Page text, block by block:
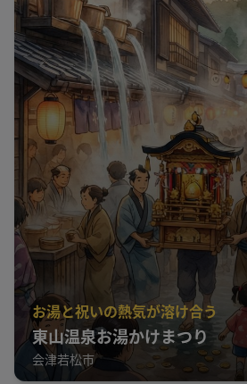
お湯と祝いの熱気が溶け合う
東山温泉お湯かけまつり
会津若松市